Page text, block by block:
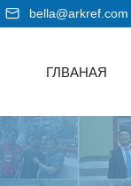
bella@arkref.com
ГЛВАНАЯ